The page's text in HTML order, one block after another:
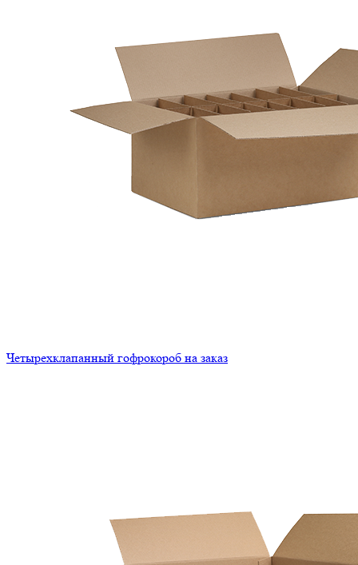
Четырехклапанный гофрокороб на заказ